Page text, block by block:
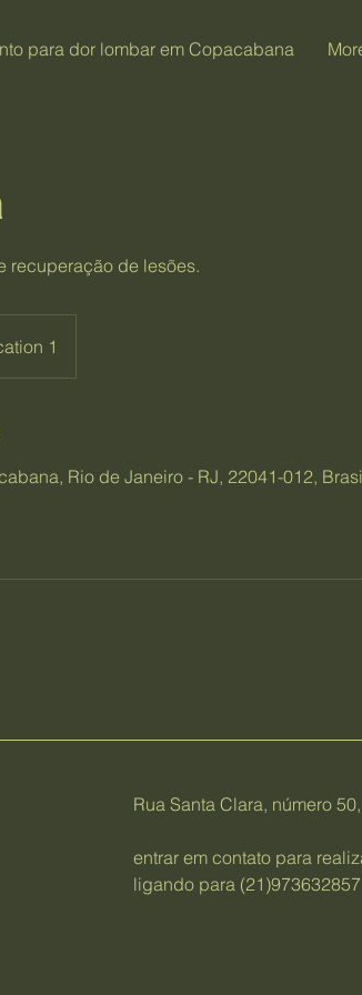
para dor lombar em Copacabana
recuperação de lesões.
1
Rio de Janeiro - RJ, 22041-012,
Rua Santa Clara, número
entrar em contato para
ligando para